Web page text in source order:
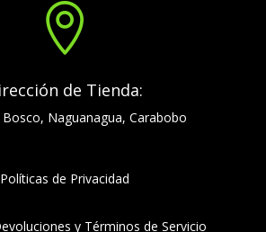

de Tienda:
Naguanagua, Carabobo
Políticas de Privacidad
y Términos de Servicio